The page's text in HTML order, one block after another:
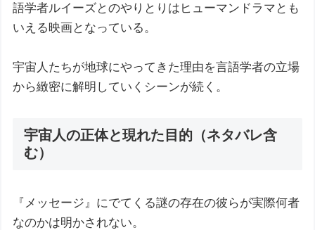
語学者ルイーズとのやりとりはヒューマンドラマとも
いえる映画となっている。
宇宙人たちが地球にやってきた理由を言語学者の立場
から緻密に解明していくシーンが続く。
宇宙人の正体と現れた目的（ネタバレ含
む）
『メッセージ』にでてくる謎の存在の彼らが実際何者
なのかは明かされない。